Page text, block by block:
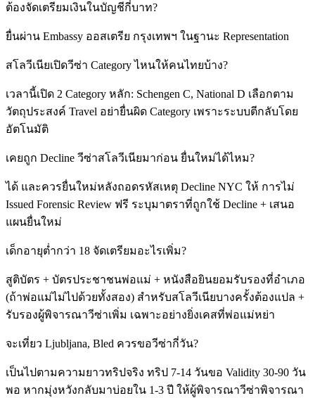
ต้องจัดเตรียมเงินในบัญชีกี่บาท?
ยื่นผ่าน Embassy ออสเตรีย กรุงเทพฯ ในฐานะ Representation
สโลวีเนียเปิดวีซ่า Category ไหนให้คนไทยบ้าง?
เวลานี้เปิด 2 Category หลัก: Schengen C, National D เลือกตาม
วัตถุประสงค์ Travel อย่ายื่นผิด Category เพราะระบบตีกลับโดย
อัตโนมัติ
เคยถูก Decline วีซ่าสโลวีเนียมาก่อน ยื่นใหม่ได้ไหม?
ได้ และควรยื่นใหม่หลังถอดรหัสเหตุ Decline NYC ให้ การไม่
Issued Forensic Review ฟรี ระบุมาตราที่ถูกใช้ Decline + เสนอ
แผนยื่นใหม่
เด็กอายุต่ำกว่า 18 จัดเตรียมอะไรเพิ่ม?
สูติบัตร + บัตรประชาชนพ่อแม่ + หนังสือยินยอมรับรองที่อำเภอ
(ถ้าพ่อแม่ไม่ไปด้วยทั้งสอง) สำหรับสโลวีเนียบางครั้งต้องแปล +
รับรองผู้พิจารณาวีซ่าเพิ่ม เฉพาะอย่างยิ่งเคสที่พ่อแม่หย่า
จะเที่ยว Ljubljana, Bled ควรขอวีซ่ากี่วัน?
เป็นไปตามความยาวทริปจริง ทริป 7-14 วันขอ Validity 30-90 วัน
พอ หากมุ่งหวังกลับมาบ่อยใน 1-3 ปี ให้ผู้พิจารณาวีซ่าพิจารณา